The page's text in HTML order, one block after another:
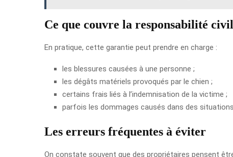
Ce que couvre la responsabilité
En pratique, cette garantie peut prendre en charge :
les blessures causées à une personne ;
les dégâts matériels provoqués par le chien ;
certains frais liés à l’indemnisation de la victime ;
parfois les dommages causés dans des
Les erreurs fréquentes à éviter
On constate souvent que des propriétaires pensent